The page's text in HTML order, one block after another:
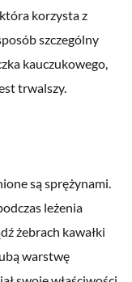
korzysta z
szczególny
kauczukowego,
trwalszy.
są sprężynami.
leżenia
żebrach kawałki
warstwę